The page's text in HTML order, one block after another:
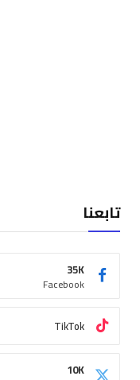
تابعنا
Facebook
35K
TikTok
10K